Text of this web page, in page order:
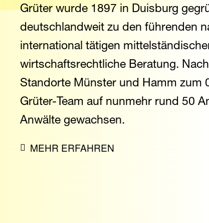
Grüter wurde 1897 in Duisburg
deutschlandweit zu den führenden
international tätigen
wirtschaftsrechtliche Beratung.
Standorte Münster und Hamm zum
Grüter-Team auf nunmehr rund 50
Anwälte gewachsen.
MEHR ERFAHREN